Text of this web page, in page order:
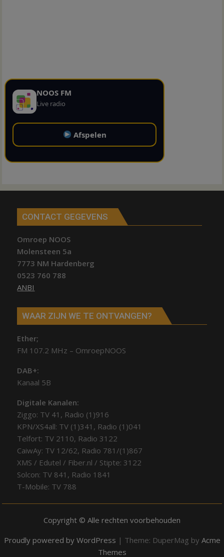
NOOS FM
Live radio
Afspelen
CONTACT GEGEVENS
Omroep NOOS
Molensteen 5a
7773 NM Hardenberg
0523 760 788
ANBI
WAAR ZIJN WE TE ONTVANGEN?
Ether;
FM 107.2 MHz – OmroepNOOS
DAB+:
Kanaal 5B
Digitale Kanalen:
Ziggo: TV 41, Radio (1)916
KPN/XS4all: TV (1)341, Radio (1)041
Telfort: TV 2110, Radio 3122
CaiwAy: TV 12/62, Radio 781/(1)867
XMS / Edutel / Fiber.nl / Stipte: 3122
Solcon: TV 841, Radio 1841
T-Mobile: TV 788
Copyright © Alle rechten voorbehouden
Proudly powered by WordPress | Theme: DuperMag by Acme
Themes